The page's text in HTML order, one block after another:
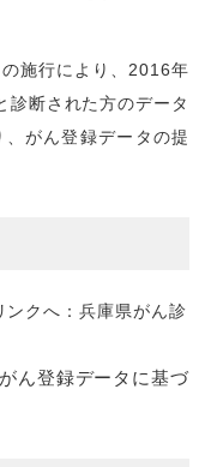
施行により、2016年
診断された方のデータ
がん登録データの提
ンクへ：兵庫県がん診
ん登録データに基づ